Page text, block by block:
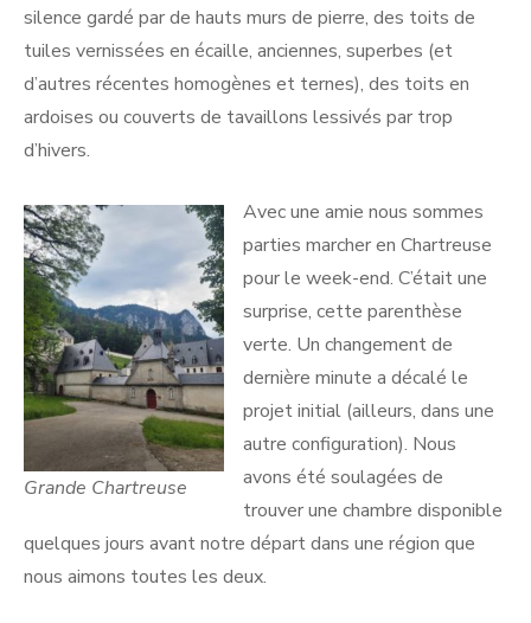
silence gardé par de hauts murs de pierre, des toits de
tuiles vernissées en écaille, anciennes, superbes (et
d’autres récentes homogènes et ternes), des toits en
ardoises ou couverts de tavaillons lessivés par trop
d’hivers.
Grande Chartreuse
Avec une amie nous sommes
parties marcher en Chartreuse
pour le week-end. C’était une
surprise, cette parenthèse
verte. Un changement de
dernière minute a décalé le
projet initial (ailleurs, dans une
autre configuration). Nous
avons été soulagées de
trouver une chambre disponible
quelques jours avant notre départ dans une région que
nous aimons toutes les deux.